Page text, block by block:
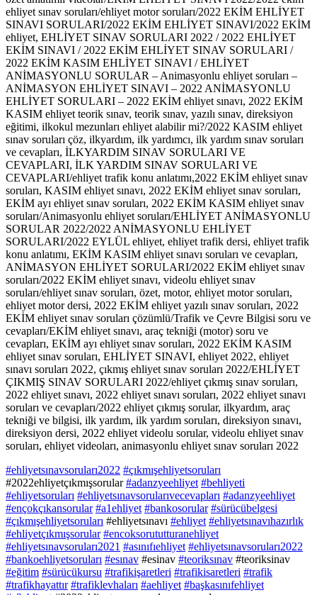
ehliyet sınav soruları/ehliyet motor soruları/2022 EKİM EHLİYET
SINAVI SORULARI/2022 EKİM EHLİYET SINAVI/2022 EKİM
ehliyet, EHLİYET SINAV SORULARI 2022 / 2022 EHLİYET
EKİM SINAVI / 2022 EKİM EHLİYET SINAV SORULARI /
2022 EKİM KASIM EHLİYET SINAVI / EHLİYET
ANİMASYONLU SORULAR – Animasyonlu ehliyet soruları –
ANİMASYON EHLİYET SINAVI – 2022 ANİMASYONLU
EHLİYET SORULARI – 2022 EKİM ehliyet sınavı, 2022 EKİM
KASIM ehliyet teorik sınav, teorik sınav, yazılı sınav, direksiyon
eğitimi, ilkokul mezunları ehliyet alabilir mi?/2022 KASIM ehliyet
sınav soruları çöz, ilkyardım, ilk yardımcı, ilk yardım sınav soruları
ve cevapları, İLKYARDIM SINAV SORULARI VE
CEVAPLARI, İLK YARDIM SINAV SORULARI VE
CEVAPLARI/ehliyet trafik konu anlatımı,2022 EKİM ehliyet sınav
soruları, KASIM ehliyet sınavı, 2022 EKİM ehliyet sınav soruları,
EKİM ayı ehliyet sınav soruları, 2022 EKİM KASIM ehliyet sınav
soruları/Animasyonlu ehliyet soruları/EHLİYET ANİMASYONLU
SORULAR 2022/2022 ANİMASYONLU EHLİYET
SORULARI/2022 EYLÜL ehliyet, ehliyet trafik dersi, ehliyet trafik
konu anlatımı, EKİM KASIM ehliyet sınavı soruları ve cevapları,
ANİMASYON EHLİYET SORULARI/2022 EKİM ehliyet sınav
soruları/2022 EKİM ehliyet sınavı, videolu ehliyet sınav
soruları/ehliyet sınav soruları, özet, motor, ehliyet motor soruları,
ehliyet motor dersi, 2022 EKİM ehliyet yazılı sınav soruları, 2022
EKİM ehliyet sınav soruları çözümlü/Trafik ve Çevre Bilgisi soru ve
cevapları/EKİM ehliyet sınavı, araç tekniği (motor) soru ve
cevapları, EKİM ayı ehliyet sınav soruları, 2022 EKİM KASIM
ehliyet sınav soruları, EHLİYET SINAVI, ehliyet 2022, ehliyet
sınavı soruları 2022, çıkmış ehliyet sınav soruları 2022/EHLİYET
ÇIKMIŞ SINAV SORULARI 2022/ehliyet çıkmış sınav soruları,
2022 ehliyet sınavı, 2022 ehliyet sınavı soruları, 2022 ehliyet sınavı
soruları ve cevapları/2022 ehliyet çıkmış sorular, ilkyardım, araç
tekniği ve bilgisi, ilk yardım, ilk yardım soruları, direksiyon sınavı,
direksiyon dersi, 2022 ehliyet videolu sorular, videolu ehliyet sınav
soruları, ehliyet videoları, animasyonlu ehliyet sınav soruları 2022
#ehliyetsınavsoruları2022 #çıkmışehliyetsoruları
#2022ehliyetçıkmışsorular#adanzyeehliyet #behliyeti
#ehliyetsoruları #ehliyetsınavsorularıvecevapları #adanzyeehliyet
#ençokçıkansorular #a1ehliyet #bankosorular #sürücübelgesi
#çıkmışehliyetsoruları #ehliyetsınavı #ehliyet #ehliyetsınavıhazırlık
#ehliyetçıkmışsorular #encoksorututturanehliyet
#ehliyetsınavsoruları2021 #asınıfıehliyet #ehliyetsınavsoruları2022
#bankoehliyetsoruları #esınav #esinav #teoriksınav #teoriksinav
#eğitim #sürücükursu #trafikişaretleri #trafikisaretleri #trafik
#trafikhayattır #trafiklevhaları #aehliyet #başkasınıfehliyet